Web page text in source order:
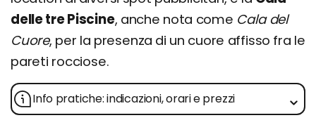
delle tre Piscine, anche nota come Cala del
Cuore, per la presenza di un cuore affisso fra le
pareti rocciose.
Info pratiche: indicazioni, orari e prezzi